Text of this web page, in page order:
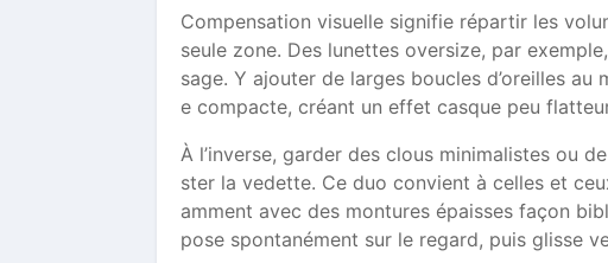
Compensation visuelle signifie répartir les
seule zone. Des lunettes oversize, par
sage. Y ajouter de larges boucles d’oreilles au
e compacte, créant un effet casque peu
À l’inverse, garder des clous minimalistes ou
ster la vedette. Ce duo convient à celles et
amment avec des montures épaisses façon
pose spontanément sur le regard, puis glisse